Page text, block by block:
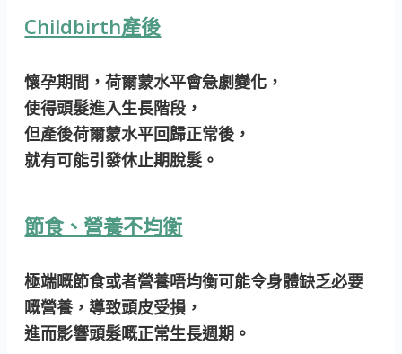
Childbirth產後
懷孕期間，荷爾蒙水平會急劇變化，
使得頭髮進入生長階段，
但產後荷爾蒙水平回歸正常後，
就有可能引發休止期脫髮。
節食、營養不均衡
極端嘅節食或者營養唔均衡可能令身體缺乏必要
嘅營養，導致頭皮受損，
進而影響頭髮嘅正常生長週期。